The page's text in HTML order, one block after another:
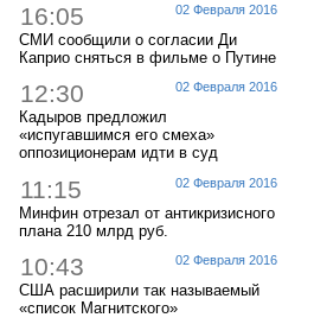
02 Февраля 2016
16:05
СМИ сообщили о согласии Ди
Каприо сняться в фильме о Путине
02 Февраля 2016
12:30
Кадыров предложил
«испугавшимся его смеха»
оппозиционерам идти в суд
02 Февраля 2016
11:15
Минфин отрезал от антикризисного
плана 210 млрд руб.
02 Февраля 2016
10:43
США расширили так называемый
«список Магнитского»